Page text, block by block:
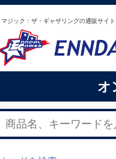
マジック：ザ・ギャザリングの通販サイト
オ